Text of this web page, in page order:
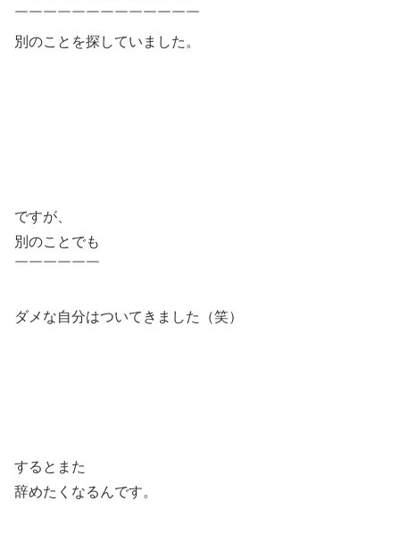
￣￣￣￣￣￣￣￣￣￣￣￣￣
別のことを探していました。
ですが、
別のことでも
￣￣￣￣￣￣
ダメな自分はついてきました（笑）
するとまた
辞めたくなるんです。